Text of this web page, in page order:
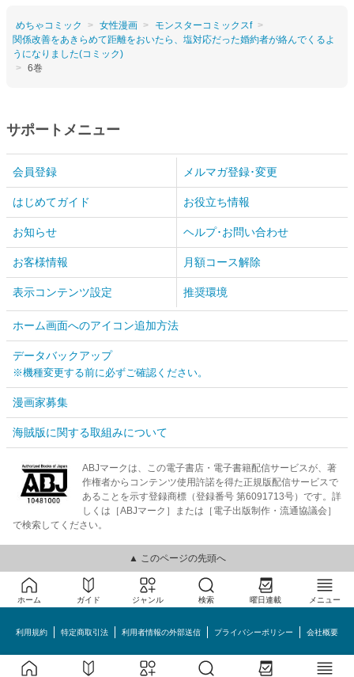
めちゃコミック 女性漫画
モンスターコミックスf
関係改善をあきらめて距離をおいたら、塩対応だった婚約者が絡んでくるよ
うになりました(コミック)
6巻
サポートメニュー
会員登録 メルマガ登録･変更
はじめてガイド お役立ち情報
お知らせ ヘルプ･お問い合わせ
お客様情報 月額コース解除
表示コンテンツ設定 推奨環境
ホーム画面へのアイコン追加方法
データバックアップ
※機種変更する前に必ずご確認ください。
漫画家募集
海賊版に関する取組みについて
ABJマークは、この電子書店・電子書籍配信サービスが、著
作権者からコンテンツ使用許諾を得た正規版配信サービスで
あることを示す登録商標（登録番号 第6091713号）です。詳
しくは［ABJマーク］または［電子出版制作・流通協議会］
で検索してください。
▲ このページの先頭へ
ホーム ガイド ジャンル 検索 曜日連載 メニュー
利用規約 特定商取引法 利用者情報の外部送信 プライバシーポリシー 会社概要
めちゃコミック©MechaComic, Inc.